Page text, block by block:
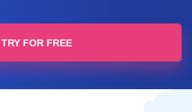
TRY FOR FREE